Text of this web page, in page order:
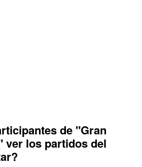
de "Gran
ver los partidos del